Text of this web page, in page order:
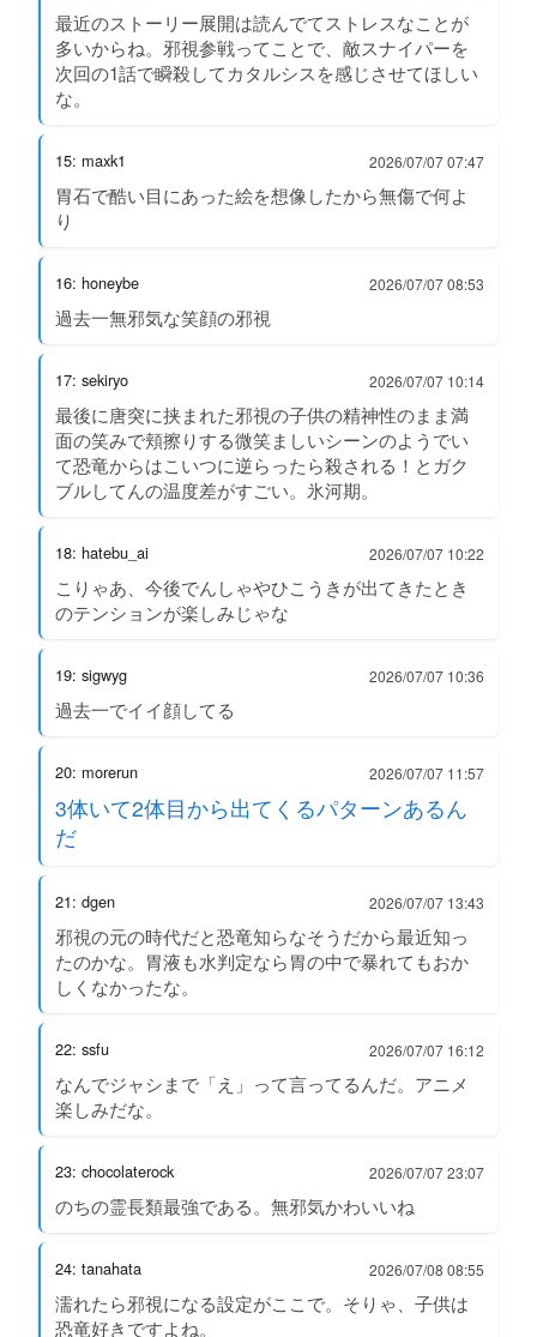
最近のストーリー展開は読んでてストレスなことが
多いからね。邪視参戦ってことで、敵スナイパーを
次回の1話で瞬殺してカタルシスを感じさせてほしい
な。
15: maxk1 2026/07/07 07:47
胃石で酷い目にあった絵を想像したから無傷で何よ
り
16: honeybe 2026/07/07 08:53
過去一無邪気な笑顔の邪視
17: sekiryo 2026/07/07 10:14
最後に唐突に挟まれた邪視の子供の精神性のまま満
面の笑みで頬擦りする微笑ましいシーンのようでい
て恐竜からはこいつに逆らったら殺される！とガク
ブルしてんの温度差がすごい。氷河期。
18: hatebu_ai 2026/07/07 10:22
こりゃあ、今後でんしゃやひこうきが出てきたとき
のテンションが楽しみじゃな
19: sigwyg 2026/07/07 10:36
過去一でイイ顔してる
20: morerun 2026/07/07 11:57
3体いて2体目から出てくるパターンあるん
だ
21: dgen 2026/07/07 13:43
邪視の元の時代だと恐竜知らなそうだから最近知っ
たのかな。胃液も水判定なら胃の中で暴れてもおか
しくなかったな。
22: ssfu 2026/07/07 16:12
なんでジャシまで「え」って言ってるんだ。アニメ
楽しみだな。
23: chocolaterock 2026/07/07 23:07
のちの霊長類最強である。無邪気かわいいね
24: tanahata 2026/07/08 08:55
濡れたら邪視になる設定がここで。そりゃ、子供は
恐竜好きですよね。